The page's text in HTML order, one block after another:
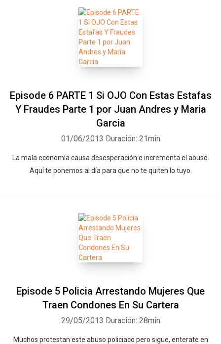
Episode 6 PARTE 1 Si OJO Con Estas Estafas
Y Fraudes Parte 1 por Juan Andres y Maria
Garcia
01/06/2013 Duración: 21min
La mala economía causa desesperación e incrementa el abuso.
Aquí te ponemos al día para que no te quiten lo tuyo.
Episode 5 Policia Arrestando Mujeres Que
Traen Condones En Su Cartera
29/05/2013 Duración: 28min
Muchos protestan este abuso policiaco pero sigue, enterate en